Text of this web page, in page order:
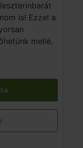
is! Ezzel a
mellé.